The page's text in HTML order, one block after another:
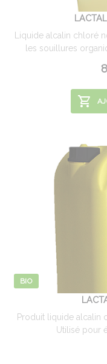
Liquide alcalin chloré
les souillures
BIO
Produit liquide alcalin
Utilisé pour